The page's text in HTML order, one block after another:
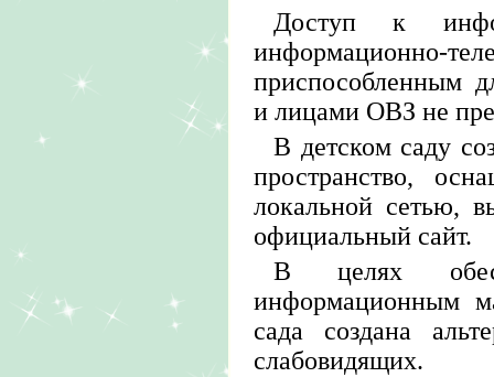
Доступ к
информационно-
приспособленным
и лицами ОВЗ не
В детском саду
пространство,
локальной сетью,
официальный сайт.
В целях
информационным
сада создана
слабовидящих.